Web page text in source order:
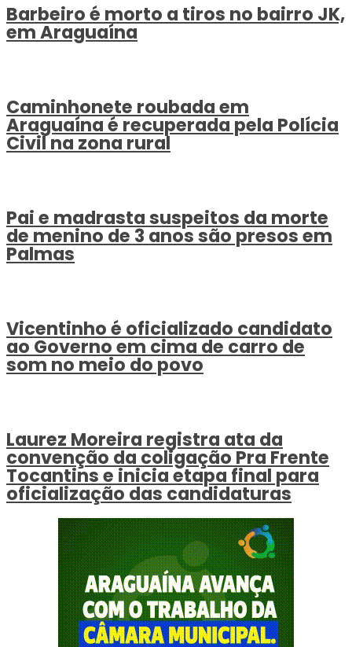
Barbeiro é morto a tiros no bairro JK,
em Araguaína
Caminhonete roubada em
Araguaína é recuperada pela Polícia
Civil na zona rural
Pai e madrasta suspeitos da morte
de menino de 3 anos são presos em
Palmas
Vicentinho é oficializado candidato
ao Governo em cima de carro de
som no meio do povo
Laurez Moreira registra ata da
convenção da coligação Pra Frente
Tocantins e inicia etapa final para
oficialização das candidaturas